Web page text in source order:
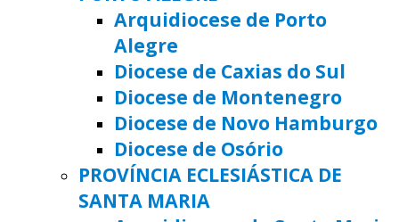
Arquidiocese de Porto
Alegre
Diocese de Caxias do Sul
Diocese de Montenegro
Diocese de Novo Hamburgo
Diocese de Osório
PROVÍNCIA ECLESIÁSTICA DE
SANTA MARIA